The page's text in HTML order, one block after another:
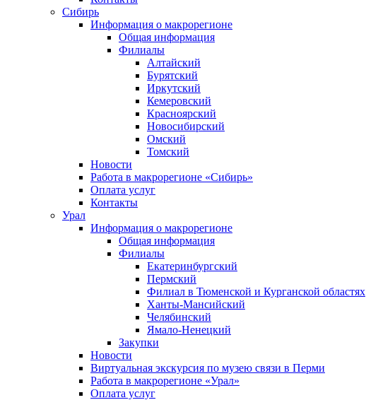
Сибирь
Информация о макрорегионе
Общая информация
Филиалы
Алтайский
Бурятский
Иркутский
Кемеровский
Красноярский
Новосибирский
Омский
Томский
Новости
Работа в макрорегионе «Сибирь»
Оплата услуг
Контакты
Урал
Информация о макрорегионе
Общая информация
Филиалы
Екатеринбургский
Пермский
Филиал в Тюменской и Курганской областях
Ханты-Мансийский
Челябинский
Ямало-Ненецкий
Закупки
Новости
Виртуальная экскурсия по музею связи в Перми
Работа в макрорегионе «Урал»
Оплата услуг